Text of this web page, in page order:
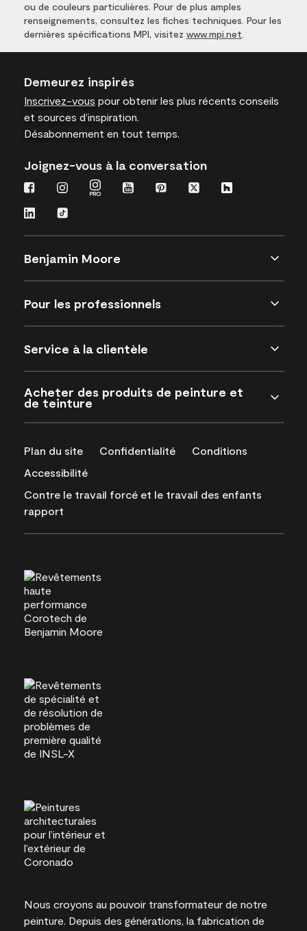
ou de couleurs particulières. Pour de plus amples
renseignements, consultez les fiches techniques. Pour les
dernières spécifications MPI, visitez www.mpi.net
Demeurez inspirés
Inscrivez-vous pour obtenir les plus récents conseils
et sources d’inspiration.
Désabonnement en tout temps.
Joignez-vous à la conversation
Benjamin Moore
Pour les professionnels
Service à la clientèle
Acheter des produits de peinture et
de teinture
Plan du site Confidentialité
Conditions
Accessibilité
Contre le travail forcé et le travail des enfants
rapport
Nous croyons au pouvoir transformateur de notre
peinture. Depuis des générations, la fabrication de